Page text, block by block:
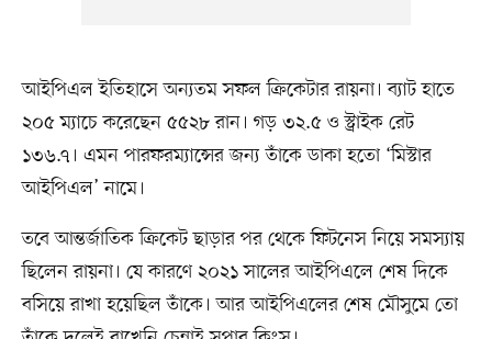
আইপিএল ইতিহাসে অন্যতম সফল ক্রিকেটার রায়না। ব্যাট হাতে
২০৫ ম্যাচে করেছেন ৫৫২৮ রান। গড় ৩২.৫ ও স্ট্রাইক রেট
১৩৬.৭। এমন পারফরম্যান্সের জন্য তাঁকে ডাকা হতো ‘মিস্টার
আইপিএল’ নামে।
তবে আন্তর্জাতিক ক্রিকেট ছাড়ার পর থেকে ফিটনেস নিয়ে সমস্যায়
ছিলেন রায়না। যে কারণে ২০২১ সালের আইপিএলে শেষ দিকে
বসিয়ে রাখা হয়েছিল তাঁকে। আর আইপিএলের শেষ মৌসুমে তো